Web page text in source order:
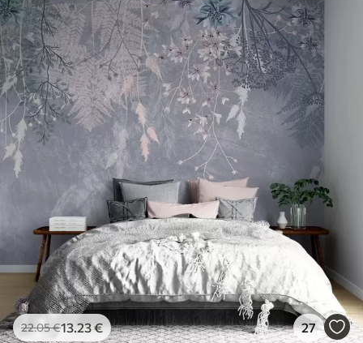
22.05€13.23€ 27